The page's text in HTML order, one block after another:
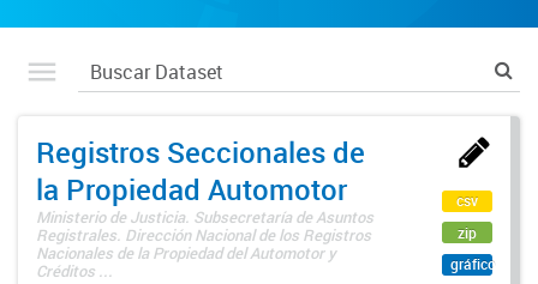
Registros Seccionales de
la Propiedad Automotor
Ministerio de Justicia. Subsecretaría de Asuntos
Registrales. Dirección Nacional de los Registros
Nacionales de la Propiedad del Automotor y
Créditos ...
csv
zip
gráfico